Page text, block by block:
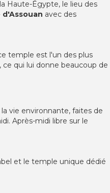
Haute-Égypte, le lieu des
d'Assouan avec des
temple est l'un des plus
qui lui donne beaucoup de
vie environnante, faites de
Après-midi libre sur le
et le temple unique dédié